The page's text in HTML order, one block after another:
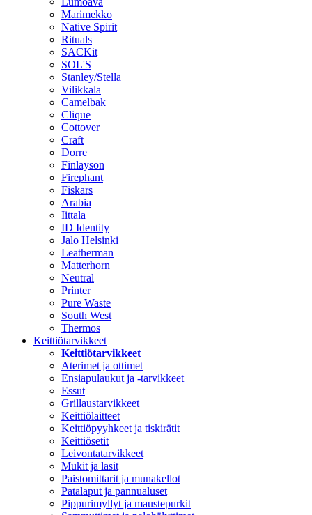
Marimekko
Native Spirit
Rituals
SACKit
SOL'S
Stanley/Stella
Vilikkala
Camelbak
Clique
Cottover
Craft
Dorre
Finlayson
Firephant
Fiskars
Arabia
Iittala
ID Identity
Jalo Helsinki
Leatherman
Matterhorn
Neutral
Printer
Pure Waste
South West
Thermos
Keittiötarvikkeet
Keittiötarvikkeet
Aterimet ja ottimet
Ensiapulaukut ja -tarvikkeet
Essut
Grillaustarvikkeet
Keittiölaitteet
Keittiöpyyhkeet ja tiskirätit
Keittiösetit
Leivontatarvikkeet
Mukit ja lasit
Paistomittarit ja munakellot
Patalaput ja pannualuset
Pippurimyllyt ja maustepurkit